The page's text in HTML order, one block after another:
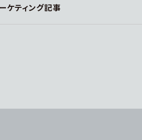
ケティング記事